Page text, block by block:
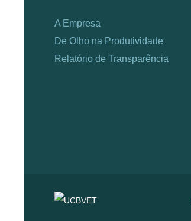
A Empresa
De Olho na Produtividade
Relatório de Transparência